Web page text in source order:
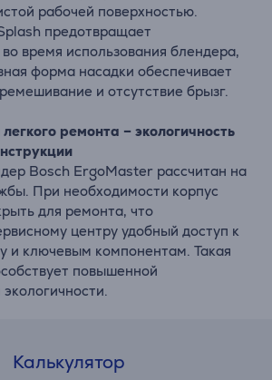
рабочей поверхностью.
предотвращает
время использования блендера,
форма насадки обеспечивает
и отсутствие брызг.
ремонта – экологичность
Bosch ErgoMaster рассчитан на
При необходимости корпус
для ремонта, что
центру удобный доступ к
и ключевым компонентам. Такая
повышенной
Калькулятор